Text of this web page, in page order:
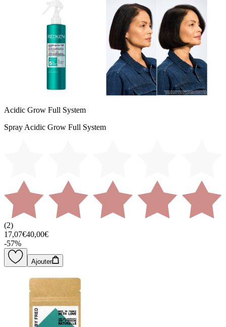
Acidic Grow Full System
Spray Acidic Grow Full System
(2)
17,07€40,00€
-57%
Ajouter